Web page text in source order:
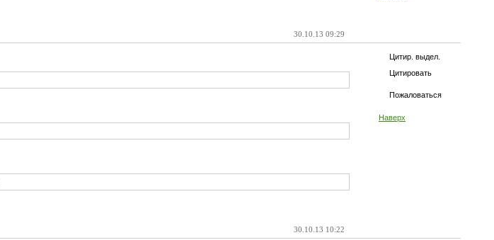
30.10.13 09:29
Цитир. выдел.
Цитировать
Пожаловаться
Наверх
30.10.13 10:22